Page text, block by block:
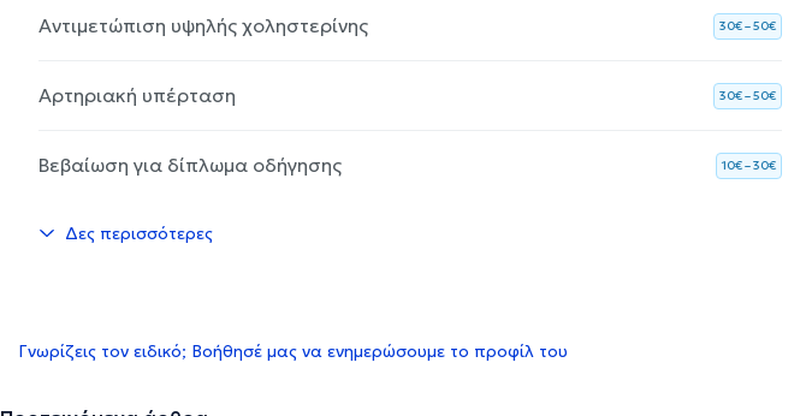
Αντιμετώπιση υψηλής χοληστερίνης 30€ – 50€
Αρτηριακή υπέρταση 30€ – 50€
Βεβαίωση για δίπλωμα οδήγησης 10€ – 30€
Δες περισσότερες
Γνωρίζεις τον ειδικό; Βοήθησέ μας να ενημερώσουμε το προφίλ του